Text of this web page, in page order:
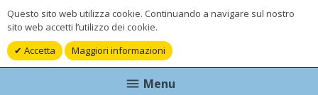
Questo sito web utilizza cookie. Continuando a navigare sul nostro
sito web accetti l’utilizzo dei cookie.
Accetta
Maggiori informazioni
Menu